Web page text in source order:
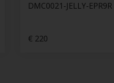
DMC0021-JELLY-EPR9R
€ 220